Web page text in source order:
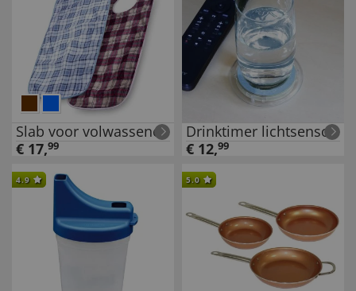
Slab voor volwassenen
€ 17,99
Drinktimer lichtsensor
€ 12,99
4.9 5.0